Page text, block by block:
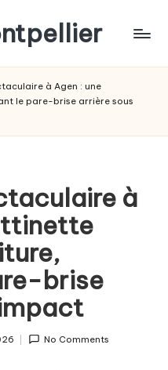
à Agen : une
le pare-brise arrière sous
à
brise
No Comments